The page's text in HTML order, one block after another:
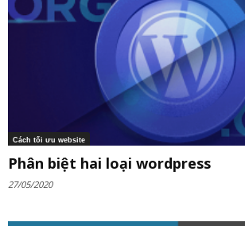
Cách tối ưu website
Phân biệt hai loại wordpress
27/05/2020